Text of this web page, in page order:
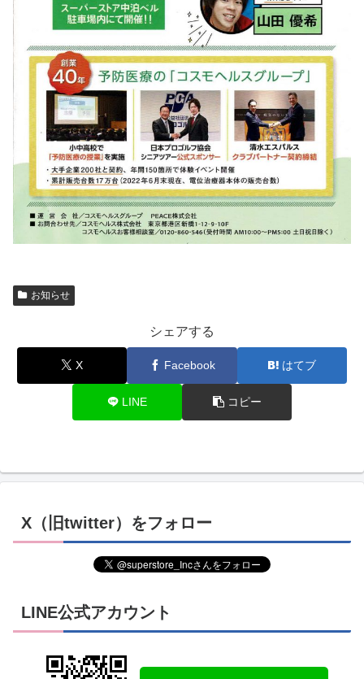
お知らせ
シェアする
X Facebook はてブ
LINE コピー
X（旧twitter）をフォロー
LINE公式アカウント